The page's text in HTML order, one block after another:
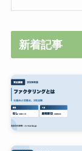
新着記事